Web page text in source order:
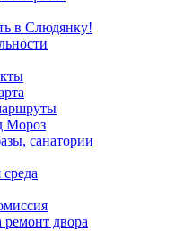
в Слюдянку!
Мороз
санатории
ремонт двора